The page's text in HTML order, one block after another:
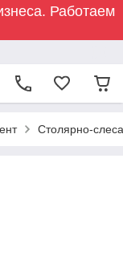
Работаем
Столярно-